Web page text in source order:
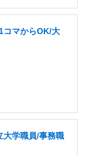
コマからOK/大
大学職員/事務職